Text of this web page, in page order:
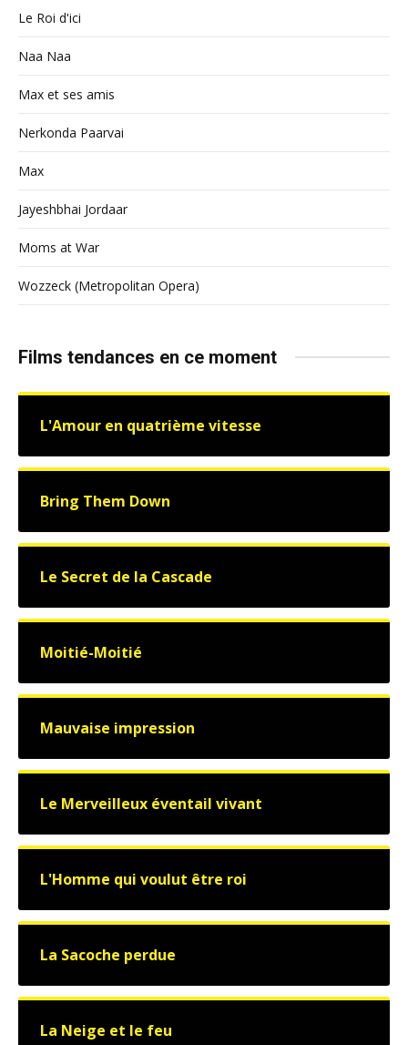
Le Roi d'ici
Naa Naa
Max et ses amis
Nerkonda Paarvai
Max
Jayeshbhai Jordaar
Moms at War
Wozzeck (Metropolitan Opera)
Films tendances en ce moment
L'Amour en quatrième vitesse
Bring Them Down
Le Secret de la Cascade
Moitié-Moitié
Mauvaise impression
Le Merveilleux éventail vivant
L'Homme qui voulut être roi
La Sacoche perdue
La Neige et le feu